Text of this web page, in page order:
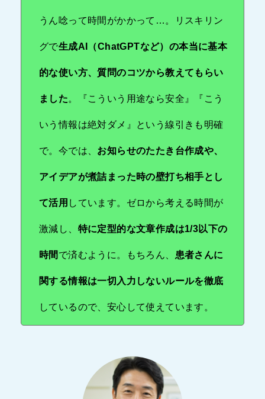
うん唸って時間がかかって…。リスキリン
グで生成AI（ChatGPTなど）の本当に基本
的な使い方、質問のコツから教えてもらい
ました。『こういう用途なら安全』『こう
いう情報は絶対ダメ』という線引きも明確
で。今では、 お知らせのたたき台作成や、
アイデアが煮詰まった時の壁打ち相手とし
て活用 しています。ゼロから考える時間が
激減し、 特に定型的な文章作成は1/3以下の
時間 で済むように。もちろん、 患者さんに
関する情報は一切入力しないルールを徹底
しているので、安心して使えています。